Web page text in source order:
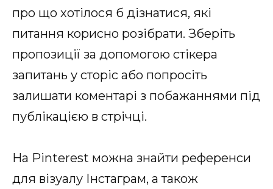
про що хотілося б дізнатися, які
питання корисно розібрати. Зберіть
пропозиції за допомогою стікера
запитань у сторіс або попросіть
залишати коментарі з побажаннями під
публікацією в стрічці.
На Pinterest можна знайти референси
для візуалу Інстаграм, а також